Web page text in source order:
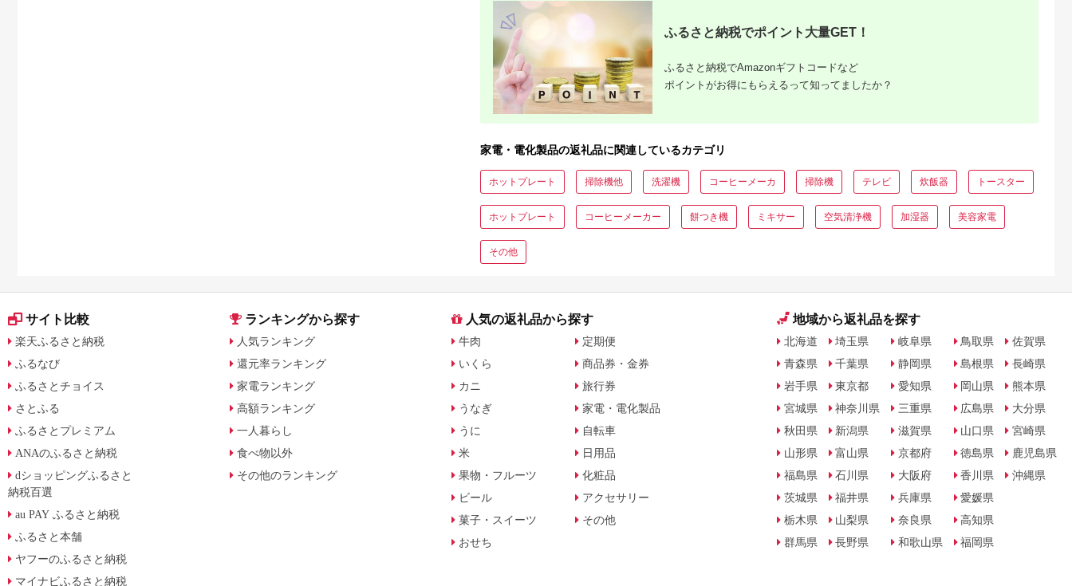
の還元率ランキング！
ふるさと納税でポイント大量GET！
ふるさと納税でAmazonギフトコードなど
ポイントがお得にもらえるって知ってましたか？
家電・電化製品の返礼品に関連しているカテゴリ
ホットプレート 掃除機他 洗濯機 コーヒーメーカ 掃除機 テレビ 炊飯器 トースター
ホットプレート コーヒーメーカー 餅つき機 ミキサー 空気清浄機 加湿器 美容家電
その他
サイト比較
楽天ふるさと納税
ふるなび
ふるさとチョイス
さとふる
ふるさとプレミアム
ANAのふるさと納税
dショッピングふるさと
納税百選
au PAY ふるさと納税
ふるさと本舗
ヤフーのふるさと納税
マイナビふるさと納税
ランキングから探す
人気ランキング
還元率ランキング
家電ランキング
高額ランキング
一人暮らし
食べ物以外
その他のランキング
人気の返礼品から探す
牛肉
いくら
カニ
うなぎ
うに
米
果物・フルーツ
ビール
菓子・スイーツ
おせち
定期便
商品券・金券
旅行券
家電・電化製品
自転車
日用品
化粧品
アクセサリー
その他
地域から返礼品を探す
北海道
青森県
岩手県
宮城県
秋田県
山形県
福島県
茨城県
栃木県
群馬県
埼玉県
千葉県
東京都
神奈川県
新潟県
富山県
石川県
福井県
山梨県
長野県
岐阜県
静岡県
愛知県
三重県
滋賀県
京都府
大阪府
兵庫県
奈良県
和歌山県
鳥取県
島根県
岡山県
広島県
山口県
徳島県
香川県
愛媛県
高知県
福岡県
佐賀県
長崎県
熊本県
大分県
宮崎県
鹿児島県
沖縄県